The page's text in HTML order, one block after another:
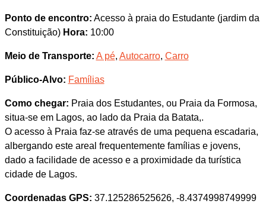
Ponto de encontro: Acesso à praia do Estudante (jardim da
Constituição) Hora: 10:00
Meio de Transporte: A pé, Autocarro, Carro
Público-Alvo: Famílias
Como chegar: Praia dos Estudantes, ou Praia da Formosa,
situa-se em Lagos, ao lado da Praia da Batata,.
O acesso à Praia faz-se através de uma pequena escadaria,
albergando este areal frequentemente famílias e jovens,
dado a facilidade de acesso e a proximidade da turística
cidade de Lagos.
Coordenadas GPS: 37.125286525626, -8.4374998749999